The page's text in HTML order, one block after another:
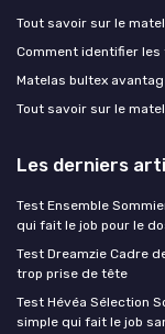
Tout savoir sur le
Comment identifier
Matelas bultex
Tout savoir sur le
Les derniers
Test Ensemble
qui fait le job pour le
Test Dreamzie Cadre
trop prise de tête
Test Hévéa Sélection
simple qui fait le job